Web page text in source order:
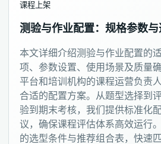
课程上架
测验与作业配置：规格参数
本文详细介绍测验与作业配置的
项、参数设置、使用场景及质量
平台和培训机构的课程运营负责
合适的配置方案。从题型选择到
验到期末考核，我们提供标准化
议，确保课程评估体系高效运行
的选型条件与推荐组合表，快速匹